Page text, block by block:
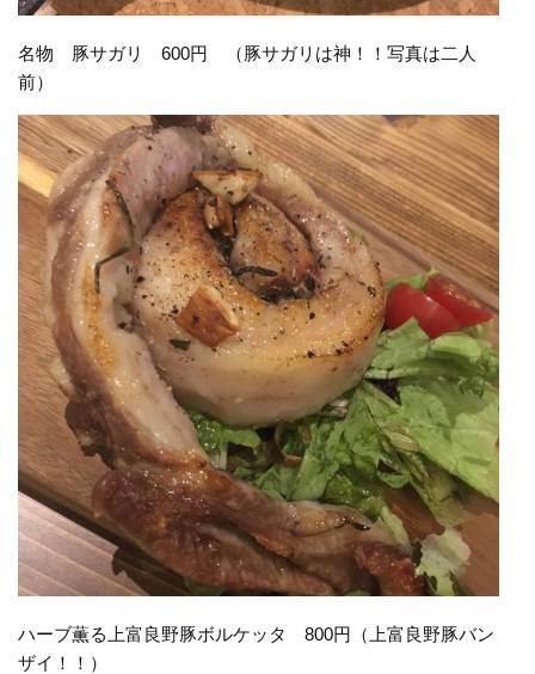
名物 豚サガリ 600円 （豚サガリは神！！写真は二人
前）
ハーブ薫る上富良野豚ボルケッタ 800円（上富良野豚バン
ザイ！！）